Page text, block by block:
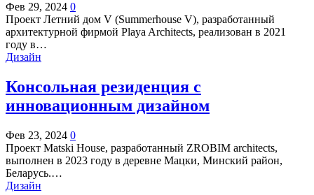
Фев 29, 2024 0
Проект Летний дом V (Summerhouse V), разработанный
архитектурной фирмой Playa Architects, реализован в 2021
году в…
Дизайн
Консольная резиденция с
инновационным дизайном
Фев 23, 2024 0
Проект Matski House, разработанный ZROBIM architects,
выполнен в 2023 году в деревне Мацки, Минский район,
Беларусь.…
Дизайн